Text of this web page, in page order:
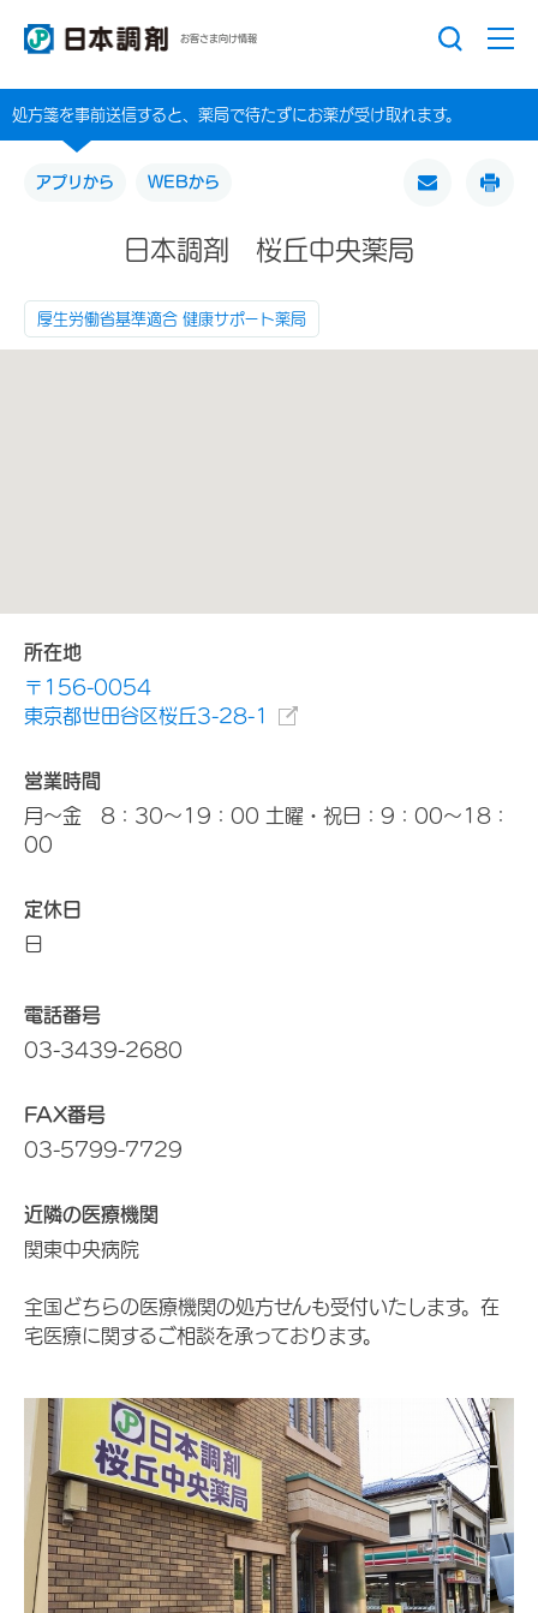
お客さま向け情報
処方箋を事前送信すると、薬局で待たずにお薬が受け取れます。
アプリから WEBから
日本調剤 桜丘中央薬局
厚生労働省基準適合 健康サポート薬局
所在地
〒156-0054
東京都世田谷区桜丘3-28-1
営業時間
月～金 8：30～19：00 土曜・祝日：9：00～18：
00
定休日
日
電話番号
03-3439-2680
FAX番号
03-5799-7729
近隣の医療機関
関東中央病院
全国どちらの医療機関の処方せんも受付いたします。在
宅医療に関するご相談を承っております。